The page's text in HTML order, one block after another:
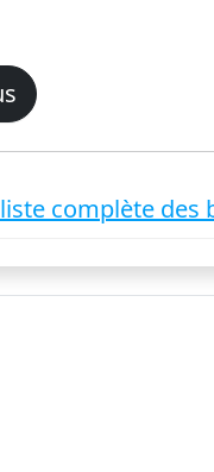
complète des